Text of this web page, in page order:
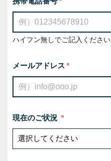
ハイフン無しでご記入ください
メールアドレス
現在のご状況